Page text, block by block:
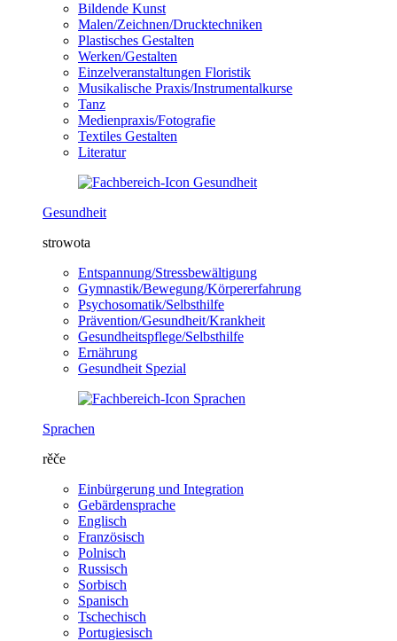
Bildende Kunst
Malen/Zeichnen/Drucktechniken
Plastisches Gestalten
Werken/Gestalten
Einzelveranstaltungen Floristik
Musikalische Praxis/Instrumentalkurse
Tanz
Medienpraxis/Fotografie
Textiles Gestalten
Literatur
Gesundheit
strowota
Entspannung/Stressbewältigung
Gymnastik/Bewegung/Körpererfahrung
Psychosomatik/Selbsthilfe
Prävention/Gesundheit/Krankheit
Gesundheitspflege/Selbsthilfe
Ernährung
Gesundheit Spezial
Sprachen
rěče
Einbürgerung und Integration
Gebärdensprache
Englisch
Französisch
Polnisch
Russisch
Sorbisch
Spanisch
Tschechisch
Portugiesisch